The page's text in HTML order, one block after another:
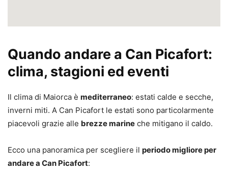
Quando andare a Can Picafort:
clima, stagioni ed eventi
Il clima di Maiorca è mediterraneo: estati calde e secche,
inverni miti. A Can Picafort le estati sono particolarmente
piacevoli grazie alle brezze marine che mitigano il caldo.
Ecco una panoramica per scegliere il periodo migliore per
andare a Can Picafort: